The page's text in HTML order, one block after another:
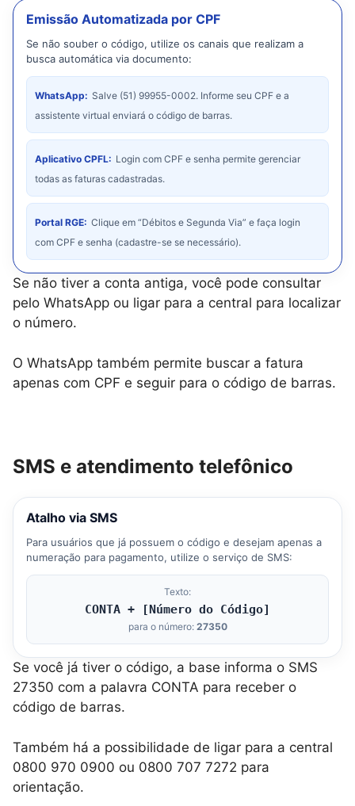
Emissão Automatizada por CPF
Se não souber o código, utilize os canais que realizam a
busca automática via documento:
WhatsApp: Salve (51) 99955-0002. Informe seu CPF e a
assistente virtual enviará o código de barras.
Aplicativo CPFL: Login com CPF e senha permite gerenciar
todas as faturas cadastradas.
Portal RGE: Clique em “Débitos e Segunda Via” e faça login
com CPF e senha (cadastre-se se necessário).
Se não tiver a conta antiga, você pode consultar
pelo WhatsApp ou ligar para a central para localizar
o número.
O WhatsApp também permite buscar a fatura
apenas com CPF e seguir para o código de barras.
SMS e atendimento telefônico
Atalho via SMS
Para usuários que já possuem o código e desejam apenas a
numeração para pagamento, utilize o serviço de SMS:
Texto:
CONTA + [Número do Código]
para o número: 27350
Se você já tiver o código, a base informa o SMS
27350 com a palavra CONTA para receber o
código de barras.
Também há a possibilidade de ligar para a central
0800 970 0900 ou 0800 707 7272 para
orientação.